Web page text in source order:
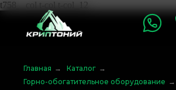
t758__col t-col t-col_12
Главная → Каталог →
Горно-обогатительное оборудование →